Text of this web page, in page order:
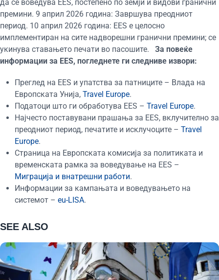
да се воведува EES, постепено по земји и видови гранични
премини. 9 април 2026 година: Завршува преодниот
период. 10 април 2026 година: EES е целосно
имплементиран на сите надворешни гранични премини; се
укинува ставањето печати во пасошите. За повеќе
информации за EES, погледнете ги следниве извори:
Преглед на EES и упатства за патниците – Влада на
Европската Унија, Travel Europe.
Податоци што ги обработува EES – Travel Europe.
Најчесто поставувани прашања за EES, вклучително за
преодниот период, печатите и исклучоците – Travel
Europe.
Страница на Европската комисија за политиката и
временската рамка за воведување на EES –
Миграција и внатрешни работи.
Информации за кампањата и воведувањето на
системот – eu-LISA.
SEE ALSO